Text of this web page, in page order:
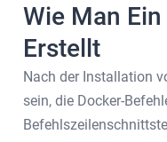
Wie Man
Erstellt
Nach der Installation
sein, die Docker-